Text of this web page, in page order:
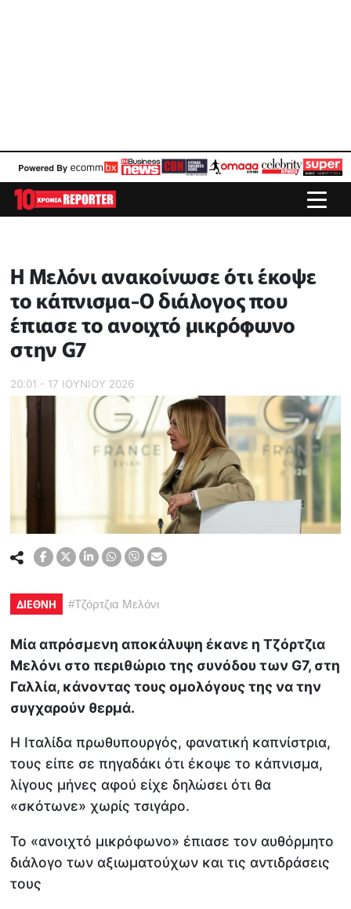
Η Μελόνι ανακοίνωσε ότι έκοψε
το κάπνισμα-Ο διάλογος που
έπιασε το ανοιχτό μικρόφωνο
στην G7
20:01 - 17 ΙΟΥΝΙΟΥ 2026
ΔΙΕΘΝΗ #Τζόρτζια Μελόνι
Μία απρόσμενη αποκάλυψη έκανε η Τζόρτζια
Μελόνι στο περιθώριο της συνόδου των G7, στη
Γαλλία, κάνοντας τους ομολόγους της να την
συγχαρούν θερμά.
Η Ιταλίδα πρωθυπουργός, φανατική καπνίστρια,
τους είπε σε πηγαδάκι ότι έκοψε το κάπνισμα,
λίγους μήνες αφού είχε δηλώσει ότι θα
«σκότωνε» χωρίς τσιγάρο.
Το «ανοιχτό μικρόφωνο» έπιασε τον αυθόρμητο
διάλογο των αξιωματούχων και τις αντιδράσεις
τους